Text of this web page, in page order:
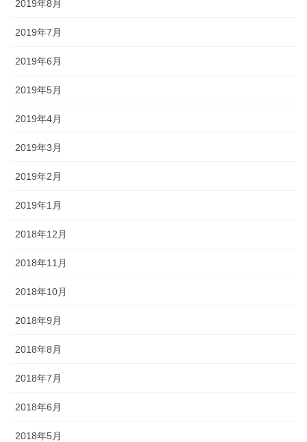
2019年8月
2019年7月
2019年6月
2019年5月
2019年4月
2019年3月
2019年2月
2019年1月
2018年12月
2018年11月
2018年10月
2018年9月
2018年8月
2018年7月
2018年6月
2018年5月